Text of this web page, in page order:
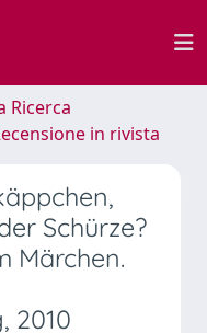
Ricerca
in rivista
Schürze?
Märchen.
2010